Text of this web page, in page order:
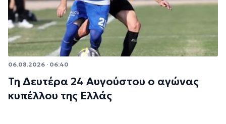
06.08.2026 · 06:40
Τη Δευτέρα 24 Αυγούστου ο αγώνας
κυπέλλου της Ελλάς